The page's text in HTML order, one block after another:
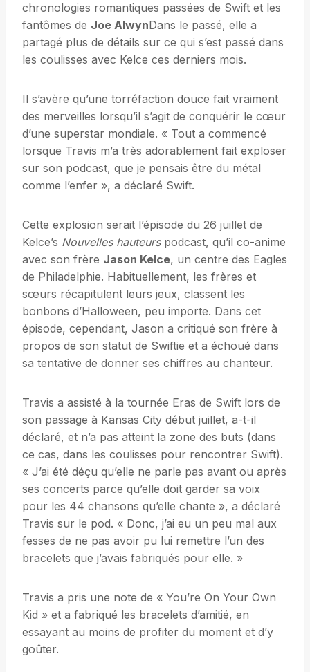
chronologies romantiques passées de Swift et les
fantômes de Joe AlwynDans le passé, elle a
partagé plus de détails sur ce qui s’est passé dans
les coulisses avec Kelce ces derniers mois.
Il s’avère qu’une torréfaction douce fait vraiment
des merveilles lorsqu’il s’agit de conquérir le cœur
d’une superstar mondiale. « Tout a commencé
lorsque Travis m’a très adorablement fait exploser
sur son podcast, que je pensais être du métal
comme l’enfer », a déclaré Swift.
Cette explosion serait l’épisode du 26 juillet de
Kelce’s Nouvelles hauteurspodcast, qu’il co-anime
avec son frère Jason Kelce, un centre des Eagles
de Philadelphie. Habituellement, les frères et
sœurs récapitulent leurs jeux, classent les
bonbons d’Halloween, peu importe. Dans cet
épisode, cependant, Jason a critiqué son frère à
propos de son statut de Swiftie et a échoué dans
sa tentative de donner ses chiffres au chanteur.
Travis a assisté à la tournée Eras de Swift lors de
son passage à Kansas City début juillet, a-t-il
déclaré, et n’a pas atteint la zone des buts (dans
ce cas, dans les coulisses pour rencontrer Swift).
« J’ai été déçu qu’elle ne parle pas avant ou après
ses concerts parce qu’elle doit garder sa voix
pour les 44 chansons qu’elle chante », a déclaré
Travis sur le pod. « Donc, j’ai eu un peu mal aux
fesses de ne pas avoir pu lui remettre l’un des
bracelets que j’avais fabriqués pour elle. »
Travis a pris une note de « You’re On Your Own
Kid » et a fabriqué les bracelets d’amitié, en
essayant au moins de profiter du moment et d’y
goûter.